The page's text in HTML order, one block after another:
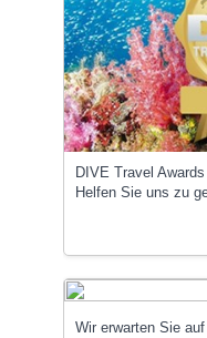
DIVE Travel
Helfen Sie uns zu
Wir erwarten Sie